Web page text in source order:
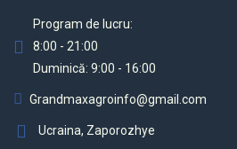
Program de lucru:
8:00 - 21:00
Duminică: 9:00 - 16:00
Grandmaxagroinfo@gmail.com
Ucraina, Zaporozhye